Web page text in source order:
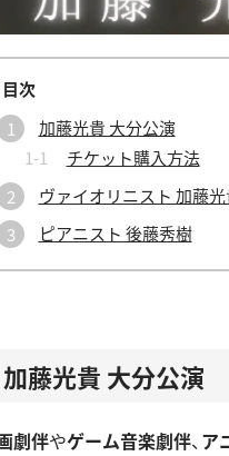
加藤光貴 大分公演
チケット購入方法
ヴァイオリニスト 加藤光
ピアニスト 後藤秀樹
加藤光貴 大分公演
劇伴やゲーム音楽劇伴、 ア